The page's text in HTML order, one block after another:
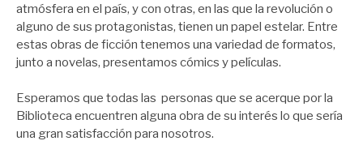
atmósfera en el país, y con otras, en las que la revolución o
alguno de sus protagonistas, tienen un papel estelar. Entre
estas obras de ficción tenemos una variedad de formatos,
junto a novelas, presentamos cómics y películas.
Esperamos que todas las personas que se acerque por la
Biblioteca encuentren alguna obra de su interés lo que sería
una gran satisfacción para nosotros.